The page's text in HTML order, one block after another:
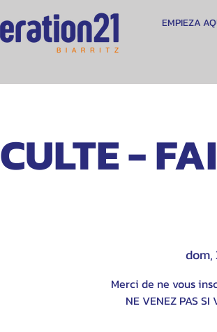
EMPIEZA
CULTE -
dom,
Merci de ne vous
NE VENEZ PAS SI